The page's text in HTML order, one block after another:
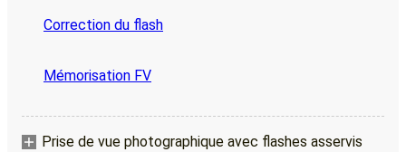
Correction du flash
Mémorisation FV
Prise de vue photographique avec flashes asservis